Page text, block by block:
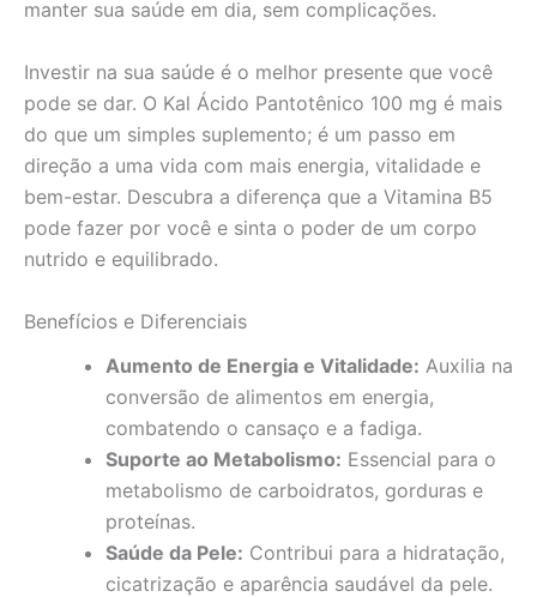
manter sua saúde em dia, sem complicações.
Investir na sua saúde é o melhor presente que você
pode se dar. O Kal Ácido Pantotênico 100 mg é mais
do que um simples suplemento; é um passo em
direção a uma vida com mais energia, vitalidade e
bem-estar. Descubra a diferença que a Vitamina B5
pode fazer por você e sinta o poder de um corpo
nutrido e equilibrado.
Benefícios e Diferenciais
Aumento de Energia e Vitalidade: Auxilia na
conversão de alimentos em energia,
combatendo o cansaço e a fadiga.
Suporte ao Metabolismo: Essencial para o
metabolismo de carboidratos, gorduras e
proteínas.
Saúde da Pele: Contribui para a hidratação,
cicatrização e aparência saudável da pele.